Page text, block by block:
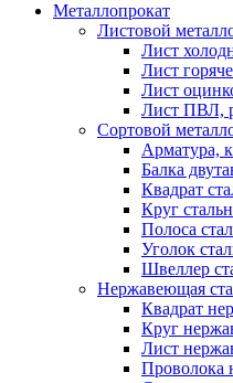
Металлопрокат
Листовой
Лист
Лист
Лист
Лист ПВЛ,
Сортовой
Арматура,
Балка
Квадрат
Круг
Полоса
Уголок
Швеллер
Нержавеющая
Квадрат
Круг
Лист
Проволока